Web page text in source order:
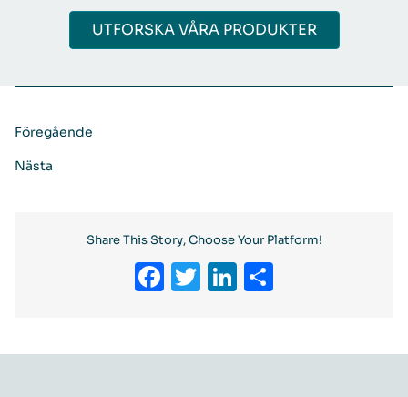
UTFORSKA VÅRA PRODUKTER
Föregående
Nästa
Share This Story, Choose Your Platform!
Facebook
Twitter
LinkedIn